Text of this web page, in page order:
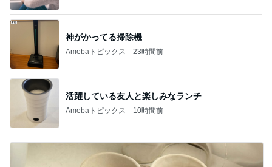
神がかってる掃除機
Amebaトピックス 23時間前
活躍している友人と楽しみなランチ
Amebaトピックス 10時間前